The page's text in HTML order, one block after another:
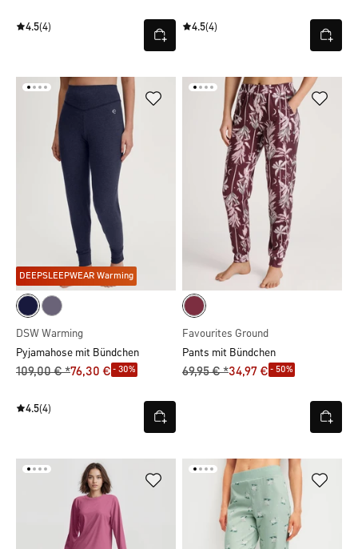
4.5(4) 4.5(4)
DEEPSLEEPWEAR Warming
DSW Warming
Pyjamahose mit Bündchen
109,00 € *76,30 € - 30%
4.5(4)
Favourites Ground
Pants mit Bündchen
69,95 € *34,97 € - 50%